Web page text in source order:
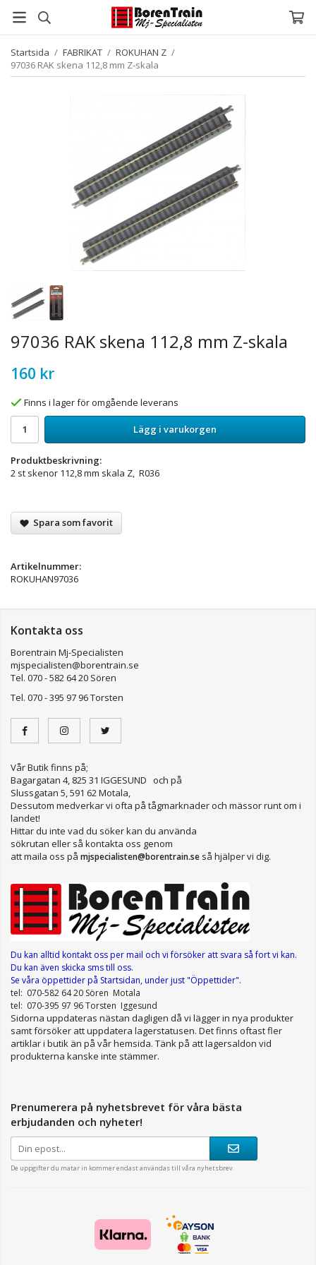
Startsida / FABRIKAT / ROKUHAN Z /
97036 RAK skena 112,8 mm Z-skala
97036 RAK skena 112,8 mm Z-skala
160 kr
Finns i lager för omgående leverans
Lägg i varukorgen
Produktbeskrivning:
2 st skenor 112,8 mm skala Z, R036
Spara som favorit
Artikelnummer:
ROKUHAN97036
Kontakta oss
Borentrain Mj-Specialisten
mjspecialisten@borentrain.se
Tel. 070 - 582 64 20 Sören
Tel. 070 - 395 97 96 Torsten
Vår Butik finns på;
Bagargatan 4, 825 31 IGGESUND och på
Slussgatan 5, 591 62 Motala,
Dessutom medverkar vi ofta på tågmarknader och mässor runt om i
landet!
Hittar du inte vad du söker kan du använda
sökrutan eller så kontakta oss genom
att maila oss på mjspecialisten@borentrain.se så hjälper vi dig.
Du kan alltid kontakt oss per mail och vi försöker att svara så fort vi kan.
Du kan även skicka sms till oss.
Se våra öppettiderpå Startsidan, under just "Öppettider".
tel: 070-582 64 20 Sören Motala
tel: 070-395 97 96 Torsten Iggesund
Sidorna uppdateras nästan dagligen då vi lägger in nya produkter
samt försöker att uppdatera lagerstatusen. Det finns oftast fler
artiklar i butik än på vår hemsida. Tänk på att lagersaldon vid
produkterna kanske inte stämmer.
Prenumerera på nyhetsbrevet för våra bästa
erbjudanden och nyheter!
De uppgifter du matar in kommer endast användas till våra nyhetsbrev.